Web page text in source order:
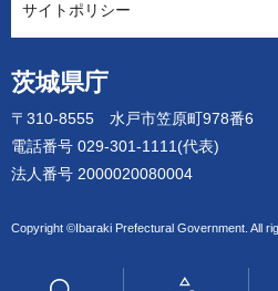
茨城県庁
〒310-8555 水戸市笠原町978番6
電話番号 029-301-1111(代表)
法人番号 2000020080004
Copyright ©Ibaraki Prefectural Government. All
サイトポリシー